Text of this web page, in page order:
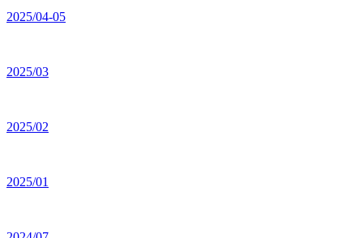
2025/04-05
2025/03
2025/02
2025/01